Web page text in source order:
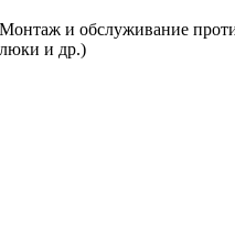
Монтаж и обслуживание
люки и др.)